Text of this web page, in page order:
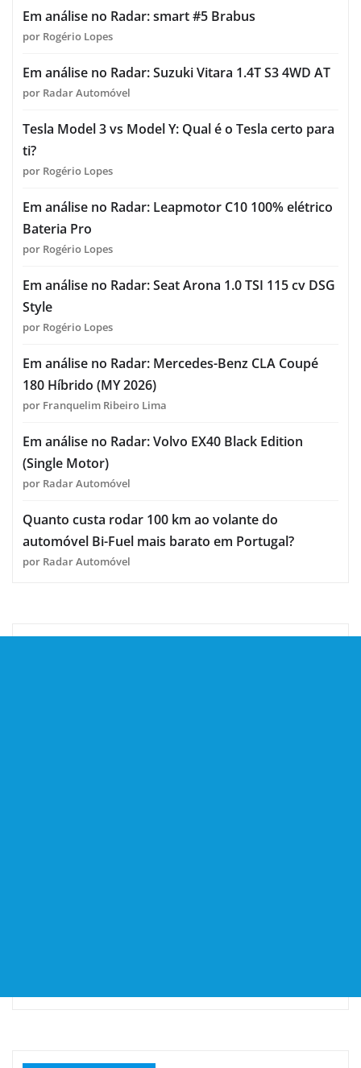
Em análise no Radar: smart #5 Brabus
por Rogério Lopes
Em análise no Radar: Suzuki Vitara 1.4T S3 4WD AT
por Radar Automóvel
Tesla Model 3 vs Model Y: Qual é o Tesla certo para
ti?
por Rogério Lopes
Em análise no Radar: Leapmotor C10 100% elétrico
Bateria Pro
por Rogério Lopes
Em análise no Radar: Seat Arona 1.0 TSI 115 cv DSG
Style
por Rogério Lopes
Em análise no Radar: Mercedes-Benz CLA Coupé
180 Híbrido (MY 2026)
por Franquelim Ribeiro Lima
Em análise no Radar: Volvo EX40 Black Edition
(Single Motor)
por Radar Automóvel
Quanto custa rodar 100 km ao volante do
automóvel Bi-Fuel mais barato em Portugal?
por Radar Automóvel